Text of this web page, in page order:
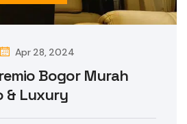
Apr 28, 2024
Bogor Murah
& Luxury